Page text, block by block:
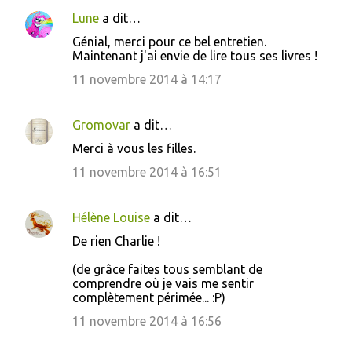
Lune a dit…
Génial, merci pour ce bel entretien.
Maintenant j'ai envie de lire tous ses livres !
11 novembre 2014 à 14:17
Gromovar a dit…
Merci à vous les filles.
11 novembre 2014 à 16:51
Hélène Louise a dit…
De rien Charlie !
(de grâce faites tous semblant de
comprendre où je vais me sentir
complètement périmée... :P)
11 novembre 2014 à 16:56